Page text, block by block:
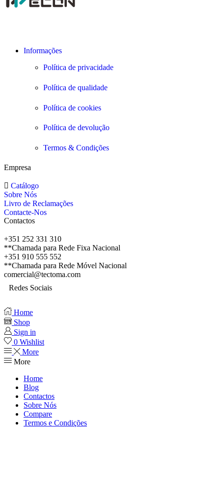
Informações
Política de privacidade
Política de qualidade
Política de cookies
Política de devolução
Termos & Condições
Empresa
Catálogo
Sobre Nós
Livro de Reclamações
Contacte-Nos
Contactos
+351 252 331 310
**Chamada para Rede Fixa Nacional
+351 910 555 552
**Chamada para Rede Móvel Nacional
comercial@tectoma.com
Redes Sociais
Home
Shop
Sign in
0 Wishlist
More
More
Home
Blog
Contactos
Sobre Nós
Compare
Termos e Condições